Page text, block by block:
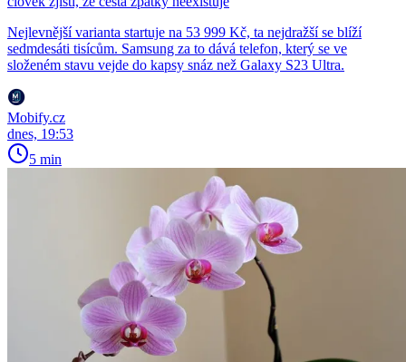
Nejlevnější varianta startuje na 53 999 Kč, ta nejdražší se blíží
sedmdesáti tisícům. Samsung za to dává telefon, který se ve
složeném stavu vejde do kapsy snáz než Galaxy S23 Ultra.
Mobify.cz
dnes, 19:53
5 min